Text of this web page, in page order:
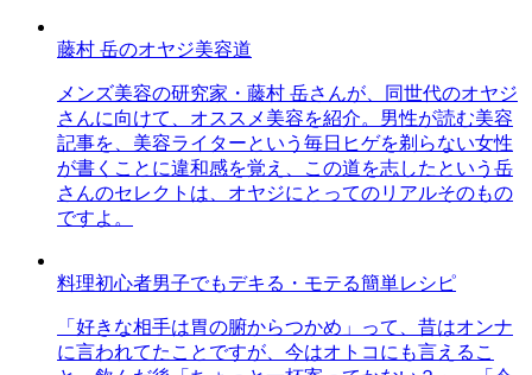
藤村 岳のオヤジ美容道
メンズ美容の研究家・藤村 岳さんが、同世代のオヤジ
さんに向けて、オススメ美容を紹介。男性が読む美容
記事を、美容ライターという毎日ヒゲを剃らない女性
が書くことに違和感を覚え、この道を志したという岳
さんのセレクトは、オヤジにとってのリアルそのもの
ですよ。
料理初心者男子でもデキる・モテる簡単レシピ
「好きな相手は胃の腑からつかめ」って、昔はオンナ
に言われてたことですが、今はオトコにも言えるこ